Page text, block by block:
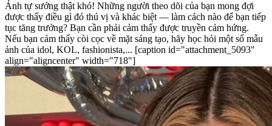
Ảnh tự sướng thật khó! Những người theo dõi của bạn mong đợi
được thấy điều gì đó thú vị và khác biệt — làm cách nào để bạn tiếp
tục tăng trưởng? Bạn cần phải cảm thấy được truyền cảm hứng.
Nếu bạn cảm thấy còi cọc về mặt sáng tạo, hãy học hỏi một số mẫu
ảnh của idol, KOL, fashionista,... [caption id="attachment_5093"
align="aligncenter" width="718"]